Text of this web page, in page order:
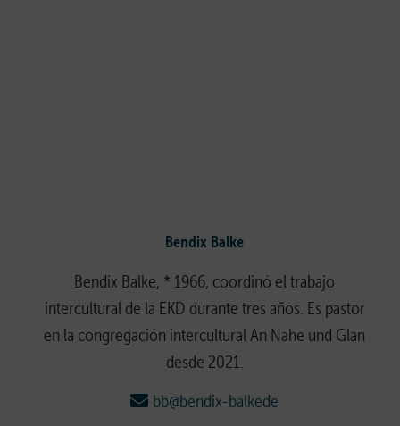
Bendix Balke
Bendix Balke, * 1966, coordinó el trabajo
intercultural de la EKD durante tres años. Es pastor
en la congregación intercultural An Nahe und Glan
desde 2021.
bb@bendix-balkede